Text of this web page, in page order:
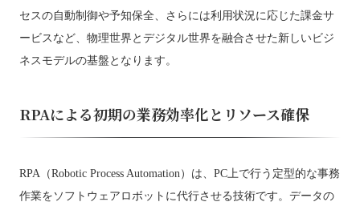
セスの自動制御や予知保全、さらには利用状況に応じた課金サ
ービスなど、物理世界とデジタル世界を融合させた新しいビジ
ネスモデルの基盤となります。
RPAによる初期の業務効率化とリソース確保
RPA（Robotic Process Automation）は、PC上で行う定型的な事務
作業をソフトウェアロボットに代行させる技術です。データの